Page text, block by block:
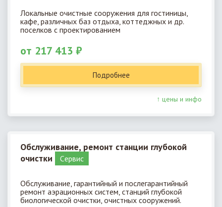
Локальные очистные сооружения для гостиницы,
кафе, различных баз отдыха, коттеджных и др.
поселков с проектированием
от 217 413 ₽
Подробнее
↑ цены и инфо
Обслуживание, ремонт станции глубокой
очистки
Cервис
Обслуживание, гарантийный и послегарантийный
ремонт аэрационных систем, станций глубокой
биологической очистки, очистных сооружений.